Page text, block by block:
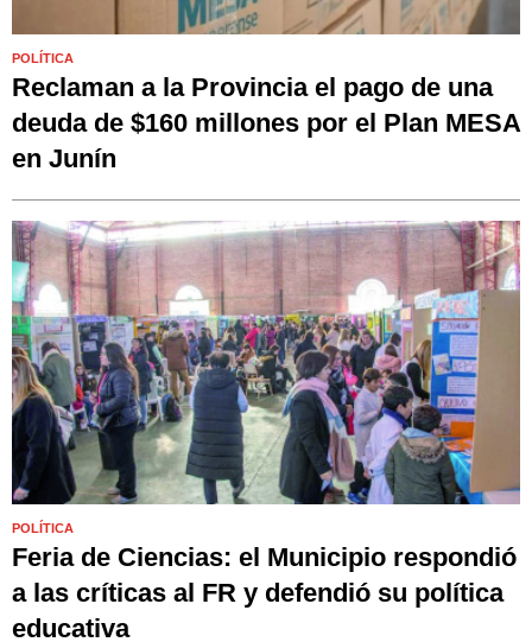
POLÍTICA
Reclaman a la Provincia el pago de una
deuda de $160 millones por el Plan MESA
en Junín
POLÍTICA
Feria de Ciencias: el Municipio respondió
a las críticas al FR y defendió su política
educativa